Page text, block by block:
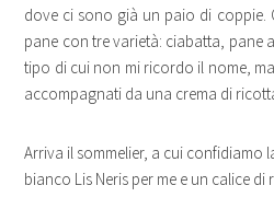
dove ci sono già un paio di coppie.
pane con tre varietà: ciabatta, pane
tipo di cui non mi ricordo il nome,
accompagnati da una crema di
Arriva il sommelier, a cui confidiamo
bianco Lis Neris per me e un calice